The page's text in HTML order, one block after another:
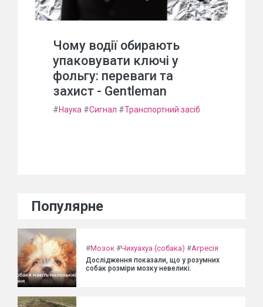
Чому водії обирають
упаковувати ключі у
фольгу: переваги та
захист - Gentleman
#Наука #Сигнал #Транспортний засіб
Популярне
#Мозок #Чихуахуа (собака) #Агресія
Дослідження показали, що у розумних
собак розміри мозку невеликі.